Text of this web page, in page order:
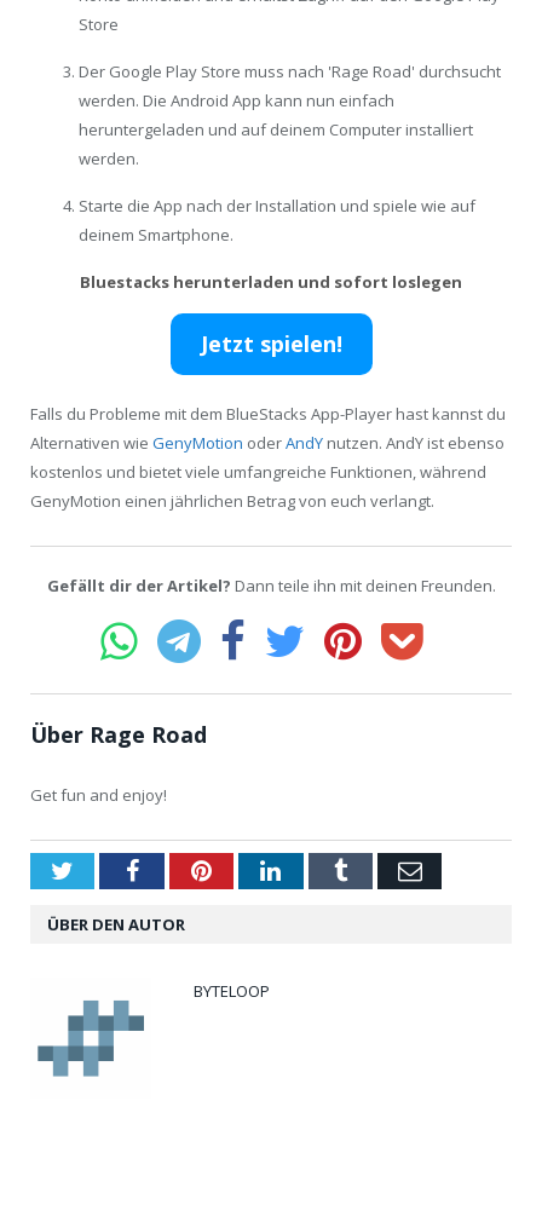
Store
Der Google Play Store muss nach 'Rage Road' durchsucht
werden. Die Android App kann nun einfach
heruntergeladen und auf deinem Computer installiert
werden.
Starte die App nach der Installation und spiele wie auf
deinem Smartphone.
Bluestacks herunterladen und sofort loslegen
Jetzt spielen!
Falls du Probleme mit dem BlueStacks App-Player hast kannst du
Alternativen wie GenyMotion oderAndY nutzen. AndY ist ebenso
kostenlos und bietet viele umfangreiche Funktionen, während
GenyMotion einen jährlichen Betrag von euch verlangt.
Gefällt dir der Artikel? Dann teile ihn mit deinen Freunden.
Über Rage Road
Get fun and enjoy!
TwitterFacebookPinterestLinkedInTumblrEmail
ÜBER DEN AUTOR
BYTELOOP